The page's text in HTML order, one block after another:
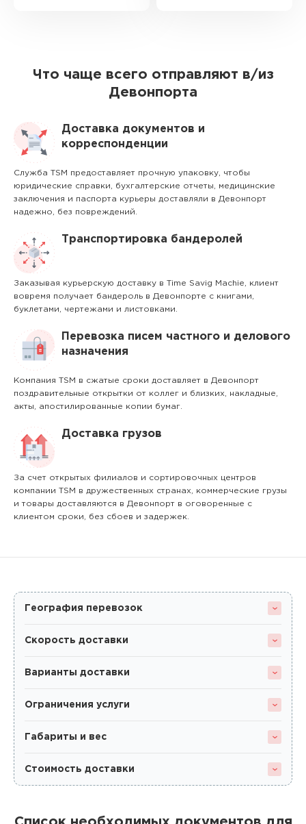
Что чаще всего отправляют в/из
Девонпорта
Доставка документов и
корреспонденции
Служба TSM предоставляет прочную упаковку, чтобы
юридические справки, бухгалтерские отчеты, медицинские
заключения и паспорта курьеры доставляли в Девонпорт
надежно, без повреждений.
Транспортировка бандеролей
Заказывая курьерскую доставку в Time Savig Machie, клиент
вовремя получает бандероль в Девонпорте с книгами,
буклетами, чертежами и листовками.
Перевозка писем частного и делового
назначения
Компания TSM в сжатые сроки доставляет в Девонпорт
поздравительные открытки от коллег и близких, накладные,
акты, апостилированные копии бумаг.
Доставка грузов
За счет открытых филиалов и сортировочных центров
компании TSM в дружественных странах, коммерческие грузы
и товары доставляются в Девонпорт в оговоренные с
клиентом сроки, без сбоев и задержек.
География перевозок
Скорость доставки
Варианты доставки
Ограничения услуги
Габариты и вес
Стоимость доставки